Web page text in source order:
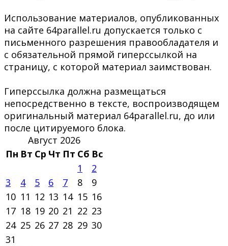
Использование материалов, опубликованных
на сайте 64parallel.ru допускается только с
письменного разрешения правообладателя и
с обязательной прямой гиперссылкой на
страницу, с которой материал заимствован.
Гиперссылка должна размещаться
непосредственно в тексте, воспроизводящем
оригинальный материал 64parallel.ru, до или
после цитируемого блока.
Август 2026
Пн Вт Ср Чт Пт Сб Вс
1
2
3
4 5 6 7 8
9
10 11 12 13 14 15 16
17 18 19 20 21 22 23
24 25 26 27 28 29 30
31